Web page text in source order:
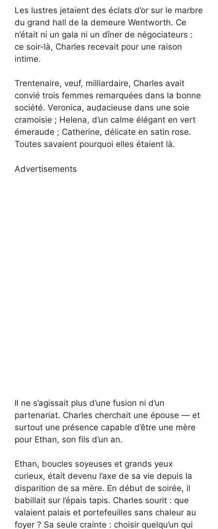
Les lustres jetaient des éclats d’or sur le marbre
du grand hall de la demeure Wentworth. Ce
n’était ni un gala ni un dîner de négociateurs :
ce soir-là, Charles recevait pour une raison
intime.
Trentenaire, veuf, milliardaire, Charles avait
convié trois femmes remarquées dans la bonne
société. Veronica, audacieuse dans une soie
cramoisie ; Helena, d’un calme élégant en vert
émeraude ; Catherine, délicate en satin rose.
Toutes savaient pourquoi elles étaient là.
Advertisements
Il ne s’agissait plus d’une fusion ni d’un
partenariat. Charles cherchait une épouse — et
surtout une présence capable d’être une mère
pour Ethan, son fils d’un an.
Ethan, boucles soyeuses et grands yeux
curieux, était devenu l’axe de sa vie depuis la
disparition de sa mère. En début de soirée, il
babillait sur l’épais tapis. Charles sourit : que
valaient palais et portefeuilles sans chaleur au
foyer ? Sa seule crainte : choisir quelqu’un qui